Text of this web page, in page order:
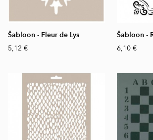
Šabloon - Fleur de Lys
5,12 €
Šabloon -
6,10 €